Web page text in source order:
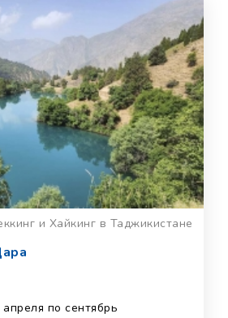
и Хайкинг в Таджикистане
по сентябрь